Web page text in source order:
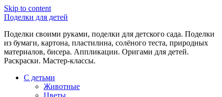
Skip to content
Поделки для детей
Поделки своими руками, поделки для детского сада. Поделки
из бумаги, картона, пластилина, солёного теста, природных
материалов, бисера. Аппликации. Оригами для детей.
Раскраски. Мастер-классы.
С детьми
Животные
Цветы